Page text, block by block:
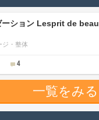
ーション Lesprit de
ジ・整体
4
一覧をみる